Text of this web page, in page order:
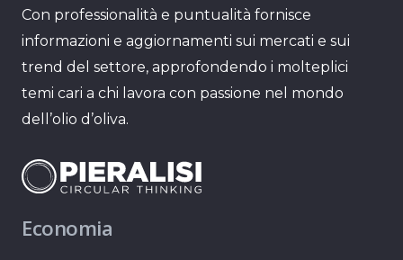
Con professionalità e puntualità fornisce
informazioni e aggiornamenti sui mercati e sui
trend del settore, approfondendo i molteplici
temi cari a chi lavora con passione nel mondo
dell’olio d’oliva.
Economia